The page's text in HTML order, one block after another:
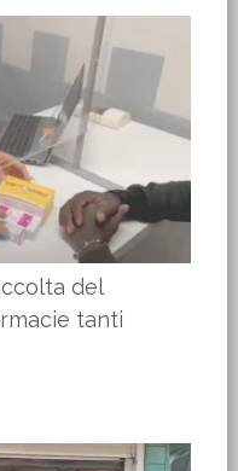
del
tanti